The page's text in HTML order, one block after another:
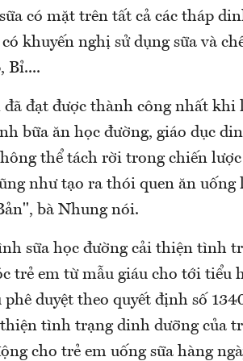
có mặt trên tất cả các tháp
khuyến nghị sử dụng sữa và
Bỉ....
đạt được thành công nhất khi
bữa ăn học đường, giáo dục
thể tách rời trong chiến
như tạo ra thói quen ăn
bà Nhung nói.
sữa học đường cải thiện tình
trẻ em từ mẫu giáu cho tới tiểu
duyệt theo quyết định số
tình trạng dinh dưỡng của
cho trẻ em uống sữa hàng